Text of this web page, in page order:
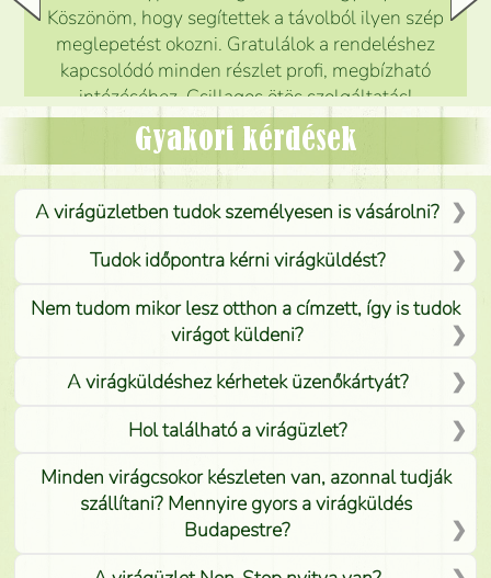
Köszönöm, hogy segítettek a távolból ilyen szép
meglepetést okozni. Gratulálok a rendeléshez
kapcsolódó minden részlet profi, megbízható
intézéséhez. Csillagos ötös szolgáltatás!
Mónika
Gyakori kérdések
A virágüzletben tudok személyesen is vásárolni?
Tudok időpontra kérni virágküldést?
Nem tudom mikor lesz otthon a címzett, így is tudok
virágot küldeni?
A virágküldéshez kérhetek üzenőkártyát?
Hol található a virágüzlet?
Minden virágcsokor készleten van, azonnal tudják
szállítani? Mennyire gyors a virágküldés
Budapestre?